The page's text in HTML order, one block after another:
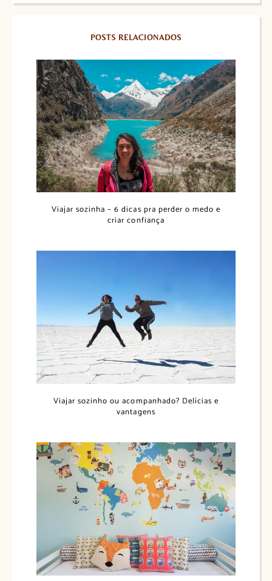
POSTS RELACIONADOS
Viajar sozinha – 6 dicas pra perder o medo e
criar confiança
Viajar sozinho ou acompanhado? Delícias e
vantagens